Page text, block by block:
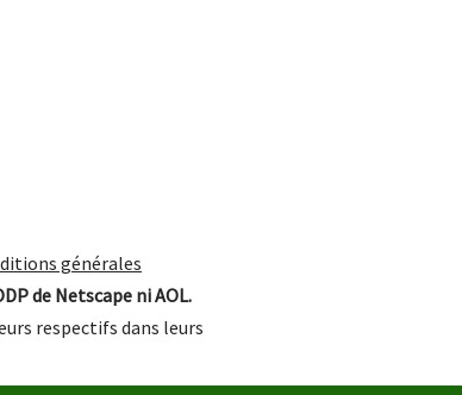
générales
de Netscape ni AOL.
respectifs dans leurs